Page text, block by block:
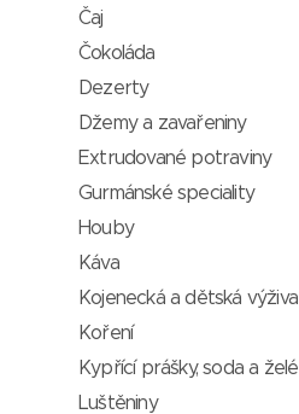
Čaj
Čokoláda
Dezerty
Džemy a zavařeniny
Extrudované potraviny
Gurmánské speciality
Houby
Káva
Kojenecká a dětská výživa
Koření
Kypřící prášky, soda a želé
Luštěniny